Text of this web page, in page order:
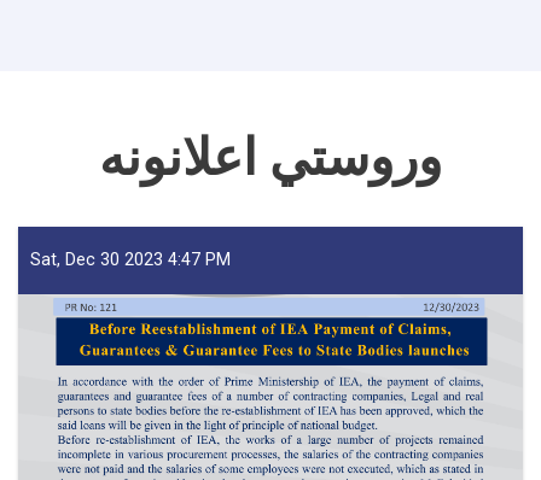
وروستي اعلانونه
Sat, Dec 30 2023 4:47 PM